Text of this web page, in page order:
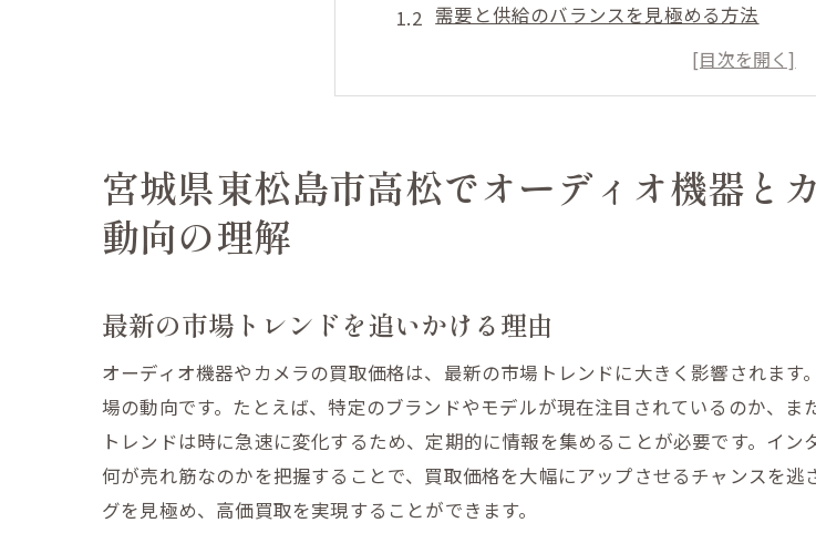
需要と供給のバランスを見極める方法
買取価格に影響する市場要因とは
地域ごとの市場動向比較
オンライン市場の動向をチェックする方法
オーディオ機器とカメラの買取価格を左右する
市場価格が高騰する要因を知る
新製品発表時の売却の利点
中古市場のタイミングを捉える
買取価格が上がる時期の予測方法
信頼できる買取業者を選ぶためのポイントとは
口コミと評判のチェック方法
宮城県東松島市高松でオーディオ機器と
動向の理解
最新の市場トレンドを追いかける理由
オーディオ機器やカメラの買取価格は、最新の市場トレンドに大きく影響されま
場の動向です。たとえば、特定のブランドやモデルが現在注目されているのか、
トレンドは時に急速に変化するため、定期的に情報を集めることが必要です。イ
何が売れ筋なのかを把握することで、買取価格を大幅にアップさせるチャンスを
グを見極め、高価買取を実現することができます。